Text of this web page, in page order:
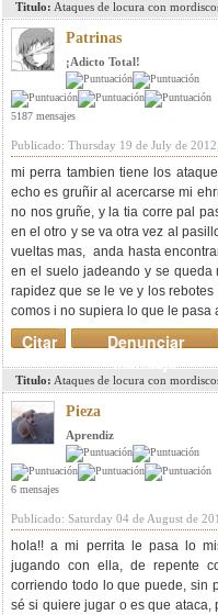
Titulo: Ataques de locura con
Patrinas
¡Adicto Total!
5187 mensajes
Publicado: Thursday 19 de July de
mi perra tambien tiene los
echo es gruñir al acercarse mi
no nos gruñe, y la tia corre pal
en el otro y se va otra vez al
vueltas mas, anda hasta
en el suelo jadeando y se queda
rapidez que se le ve y los
comos i no supiera lo que le pasa
Denunciar
mensaje
Citar
Titulo: Ataques de locura con
Pieza
Aprendiz
6 mensajes
Publicado: Saturday 04 de August de
hola!! a mi perrita le pasa lo
jugando con ella, de repente
corriendo todo lo que puede, sin
sé si quiere jugar o es que ataca,